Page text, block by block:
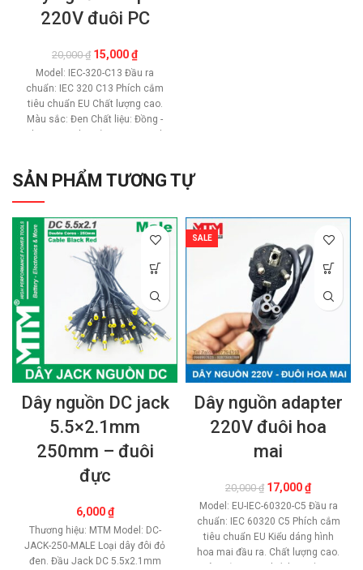
220V đuôi PC
20,000₫ Giá
gốc
là:
20,000 ₫.
15,000₫Giá
hiện
tại
15,000 ₫.
Model: IEC-320-C13 Đầu ra
chuẩn: IEC 320 C13 Phích cắm
tiêu chuẩn EU Chất lượng cao.
Màu sắc: Đen Chất liệu: Đồng -
Đặc điểm: Hàng mới 100% ***
lượng có giá tốt
SẢN PHẨM TƯƠNG TỰ
Dây nguồn DC jack
5.5×2.1mm
250mm – đuôi
đực
6,000₫
Thương hiệu: MTM Model: DC-
JACK-250-MALE Loại dây đôi đỏ
đen. Đầu Jack DC 5.5x2.1mm
SALE
Dây nguồn adapter
220V đuôi hoa
mai
20,000₫ Giá
gốc
là:
20,000 ₫.
17,000₫Giá
hiện
tại
là:
17,000 ₫.
Model: EU-IEC-60320-C5 Đầu ra
chuẩn: IEC 60320 C5 Phích cắm
tiêu chuẩn EU Kiểu dáng hình
hoa mai đầu ra. Chất lượng cao.